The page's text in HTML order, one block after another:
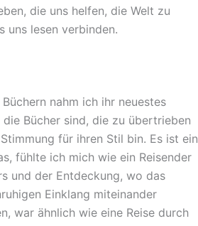
die uns helfen, die Welt zu
uns lesen verbinden.
nahm ich ihr neuestes
Bücher sind, die zu übertrieben
für ihren Stil bin. Es ist ein
fühlte ich mich wie ein Reisender
und der Entdeckung, wo das
Einklang miteinander
war ähnlich wie eine Reise durch